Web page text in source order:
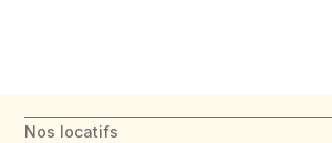
Nos locatifs